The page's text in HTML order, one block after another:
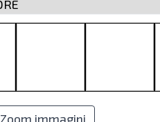
Zoom immagini